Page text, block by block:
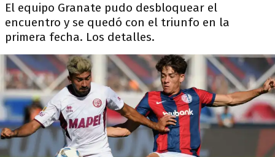
El equipo Granate pudo desbloquear el
encuentro y se quedó con el triunfo en la
primera fecha. Los detalles.